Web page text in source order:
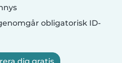
obligatorisk ID-